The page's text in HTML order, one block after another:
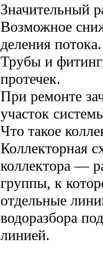
Значительный
Возможное
деления потока.
Трубы и
протечек.
При ремонте
участок
Что такое
Коллекторная
коллектора —
группы, к
отдельные
водоразбора
линией.